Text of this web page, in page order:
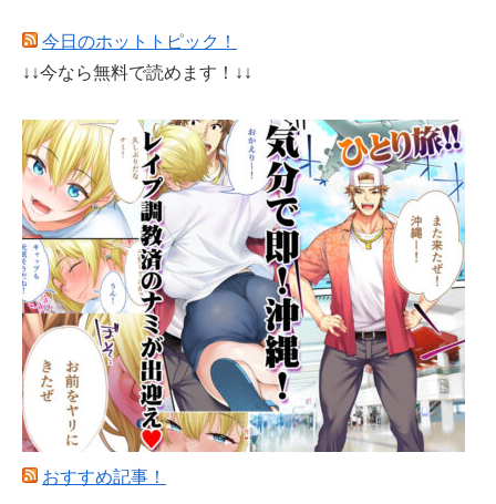
今日のホットトピック！
↓↓今なら無料で読めます！↓↓
おすすめ記事！